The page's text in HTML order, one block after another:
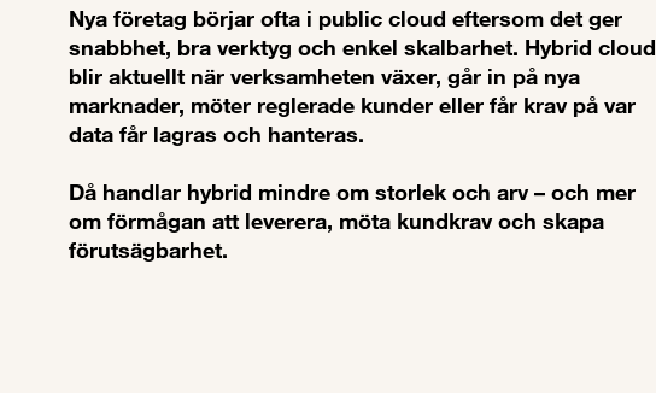
Nya företag börjar ofta i public cloud eftersom det ger
snabbhet, bra verktyg och enkel skalbarhet. Hybrid cloud
blir aktuellt när verksamheten växer, går in på nya
marknader, möter reglerade kunder eller får krav på var
data får lagras och hanteras.
Då handlar hybrid mindre om storlek och arv – och mer
om förmågan att leverera, möta kundkrav och skapa
förutsägbarhet.